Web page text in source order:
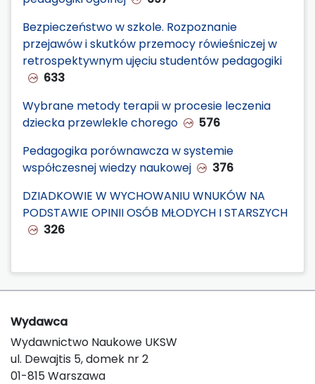
Bezpieczeństwo w szkole. Rozpoznanie
przejawów i skutków przemocy rówieśniczej w
retrospektywnym ujęciu studentów pedagogiki
633
Wybrane metody terapii w procesie leczenia
dziecka przewlekle chorego
576
Pedagogika porównawcza w systemie
współczesnej wiedzy naukowej
376
DZIADKOWIE W WYCHOWANIU WNUKÓW NA
PODSTAWIE OPINII OSÓB MŁODYCH I STARSZYCH
326
Wydawca
Wydawnictwo Naukowe UKSW
ul. Dewajtis 5, domek nr 2
01-815 Warszawa